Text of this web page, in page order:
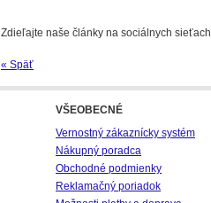
Zdieľajte naše články na sociálnych sieťach
« Späť
VŠEOBECNÉ
Vernostný zákaznícky systém
Nákupný poradca
Obchodné podmienky
Reklamačný poriadok